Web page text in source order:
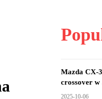
Mazda CX-
crossover w
2025-10-06